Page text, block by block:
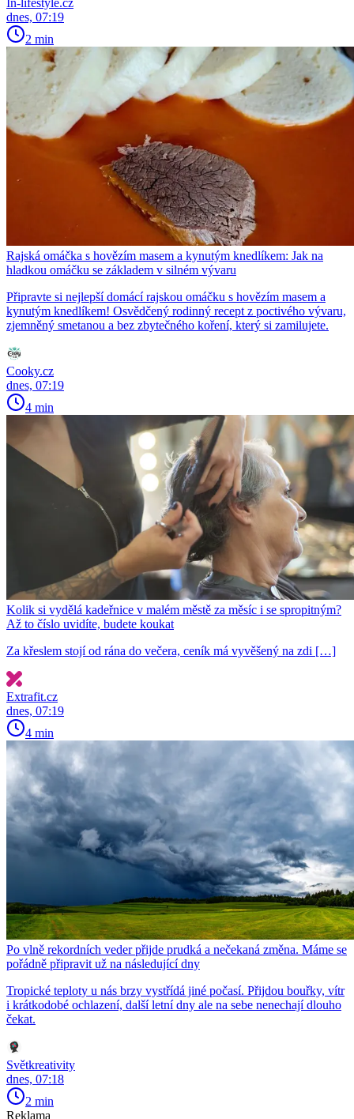
In-lifestyle.cz
dnes, 07:19
2 min
Rajská omáčka s hovězím masem a kynutým knedlíkem: Jak na
hladkou omáčku se základem v silném vývaru
Připravte si nejlepší domácí rajskou omáčku s hovězím masem a
kynutým knedlíkem! Osvědčený rodinný recept z poctivého vývaru,
zjemněný smetanou a bez zbytečného koření, který si zamilujete.
Cooky.cz
dnes, 07:19
4 min
Kolik si vydělá kadeřnice v malém městě za měsíc i se spropitným?
Až to číslo uvidíte, budete koukat
Za křeslem stojí od rána do večera, ceník má vyvěšený na zdi […]
Extrafit.cz
dnes, 07:19
4 min
Po vlně rekordních veder přijde prudká a nečekaná změna. Máme se
pořádně připravit už na následující dny
Tropické teploty u nás brzy vystřídá jiné počasí. Přijdou bouřky, vítr
i krátkodobé ochlazení, další letní dny ale na sebe nenechají dlouho
čekat.
Světkreativity
dnes, 07:18
2 min
Reklama